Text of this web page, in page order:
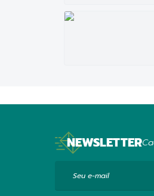
NEWSLETTER
Seu e-mail